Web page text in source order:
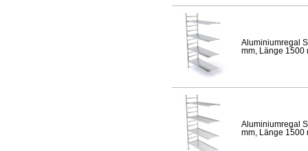
Aluminiumregal
mm, Länge 1500
Aluminiumregal
mm, Länge 1500